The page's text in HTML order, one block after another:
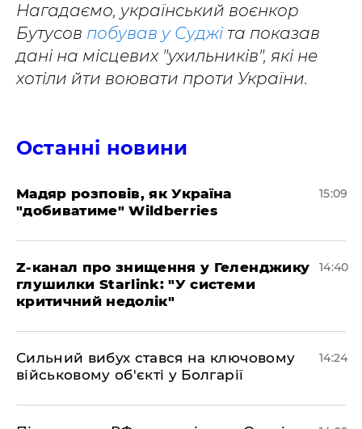
Нагадаємо, український воєнкор
Бутусов побував у Суджі та показав
дані на місцевих "ухильників", які не
хотіли йти воювати проти України.
Останні новини
Мадяр розповів, як Україна
"добиватиме" Wildberries
15:09
Z-канал про знищення у Геленджику
глушилки Starlink: "У системи
критичний недолік"
14:40
Сильний вибух стався на ключовому
військовому об'єкті у Болгарії
14:24